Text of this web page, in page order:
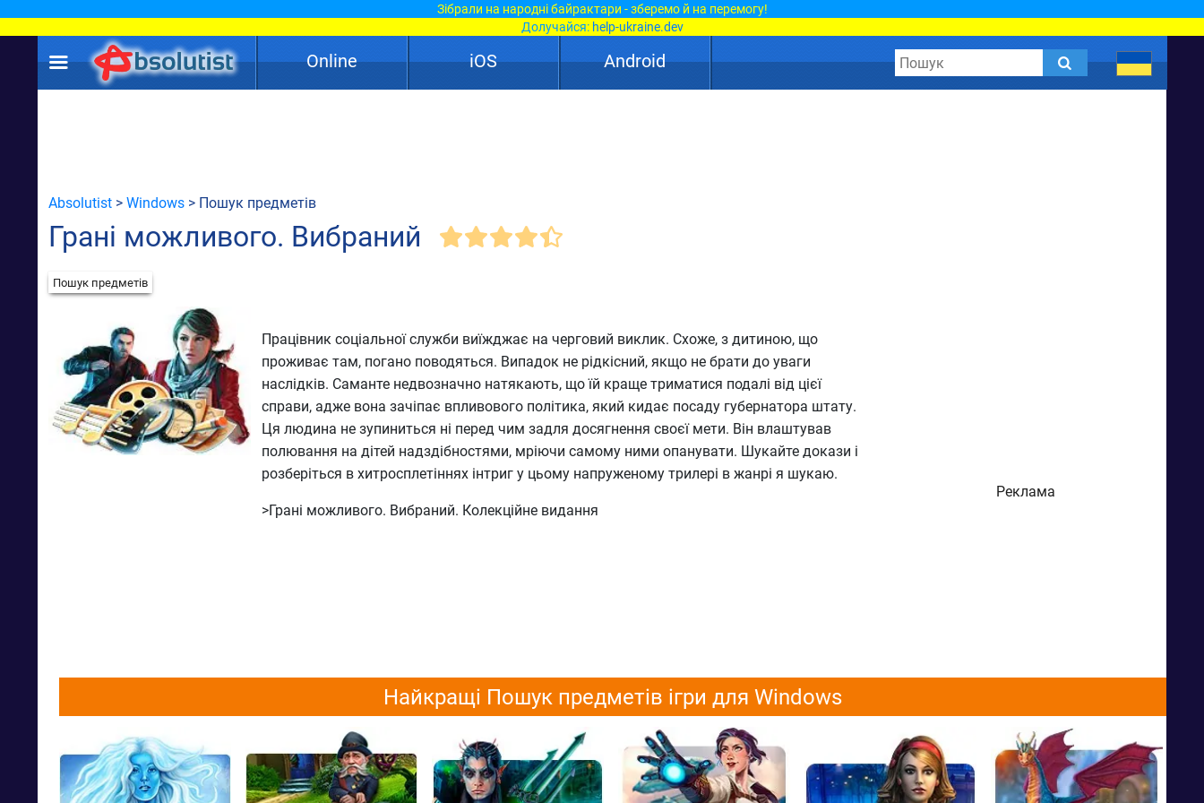
Зібрали на народні байрактари - зберемо й на перемогу!
Долучайся: help-ukraine.dev
Online iOS Android
Absolutist > Windows > Пошук предметів
Грані можливого. Вибраний
Пошук предметів
Працівник соціальної служби виїжджає на черговий виклик. Схоже, з дитиною, що
проживає там, погано поводяться. Випадок не рідкісний, якщо не брати до уваги
наслідків. Саманте недвозначно натякають, що їй краще триматися подалі від цієї
справи, адже вона зачіпає впливового політика, який кидає посаду губернатора штату.
Ця людина не зупиниться ні перед чим задля досягнення своєї мети. Він влаштував
полювання на дітей надздібностями, мріючи самому ними опанувати. Шукайте докази і
розберіться в хитросплетіннях інтриг у цьому напруженому трилері в жанрі я шукаю.
>Грані можливого. Вибраний. Колекційне видання
Реклама
Найкращі Пошук предметів ігри для Windows